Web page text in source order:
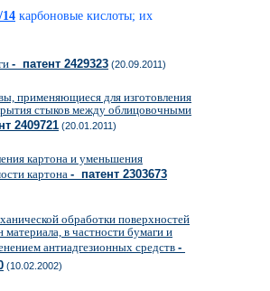
карбоновые кислоты; их
- патент 2429323 (20.09.2011)
применяющиеся для изготовления
стыков между облицовочными
2409721 (20.01.2011)
картона и уменьшения
картона- патент 2303673
обработки поверхностей
материала, в частности бумаги и
антиадгезионных средств -
(10.02.2002)